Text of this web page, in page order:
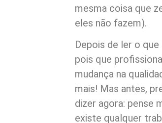
mesma coisa que
eles não fazem).
Depois de ler o
pois que
mudança na
mais! Mas antes,
dizer agora: pense
existe qualquer